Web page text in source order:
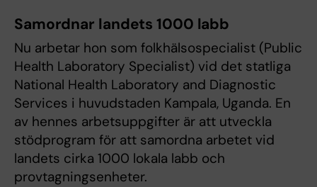
Samordnar landets 1000 labb
Nu arbetar hon som folkhälsospecialist (Public
Health Laboratory Specialist) vid det statliga
National Health Laboratory and Diagnostic
Services i huvudstaden Kampala, Uganda. En
av hennes arbetsuppgifter är att utveckla
stödprogram för att samordna arbetet vid
landets cirka 1000 lokala labb och
provtagningsenheter.